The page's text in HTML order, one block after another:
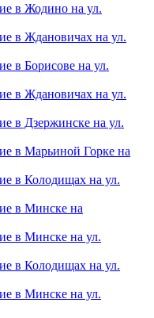
в Жодино на ул.
в Ждановичах на ул.
в Борисове на ул.
в Ждановичах на ул.
в Дзержинске на ул.
в Марьиной Горке на
в Колодищах на ул.
в Минске на
в Минске на ул.
в Колодищах на ул.
в Минске на ул.